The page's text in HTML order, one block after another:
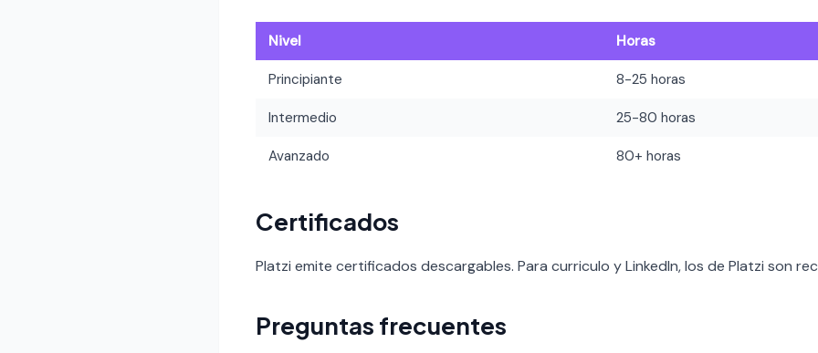
Nivel Horas
Principiante 8-25 horas
Intermedio 25-80 horas
Avanzado 80+ horas
Certificados
Platzi emite certificados descargables. Para curriculo y LinkedIn, los de Platzi son
Preguntas frecuentes